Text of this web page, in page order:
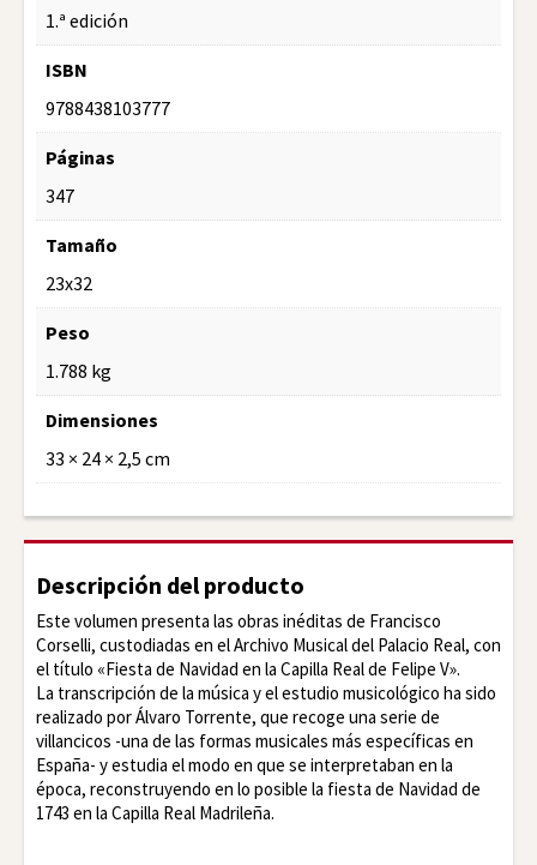
1.ª edición
ISBN
9788438103777
Páginas
347
Tamaño
23x32
Peso
1.788 kg
Dimensiones
33 × 24 × 2,5 cm
Descripción del producto
Este volumen presenta las obras inéditas de Francisco
Corselli, custodiadas en el Archivo Musical del Palacio Real, con
el título «Fiesta de Navidad en la Capilla Real de Felipe V».
La transcripción de la música y el estudio musicológico ha sido
realizado por Álvaro Torrente, que recoge una serie de
villancicos -una de las formas musicales más específicas en
España- y estudia el modo en que se interpretaban en la
época, reconstruyendo en lo posible la fiesta de Navidad de
1743 en la Capilla Real Madrileña.